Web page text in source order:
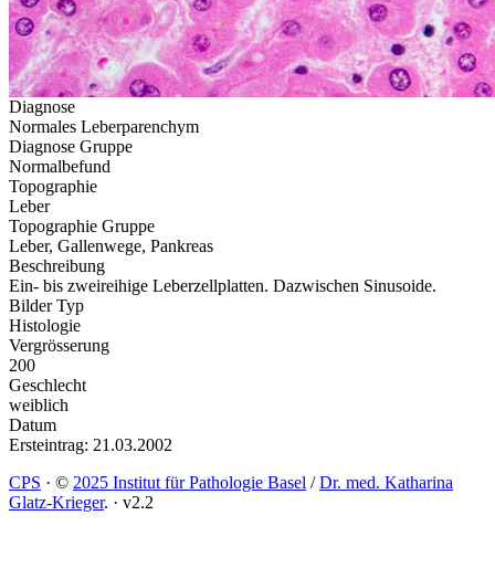
Diagnose
Normales Leberparenchym
Diagnose Gruppe
Normalbefund
Topographie
Leber
Topographie Gruppe
Leber, Gallenwege, Pankreas
Beschreibung
Ein- bis zweireihige Leberzellplatten. Dazwischen Sinusoide.
Bilder Typ
Histologie
Vergrösserung
200
Geschlecht
weiblich
Datum
Ersteintrag: 21.03.2002
CPS · © 2025 Institut für Pathologie Basel /Dr. med. Katharina
Glatz-Krieger. · v2.2